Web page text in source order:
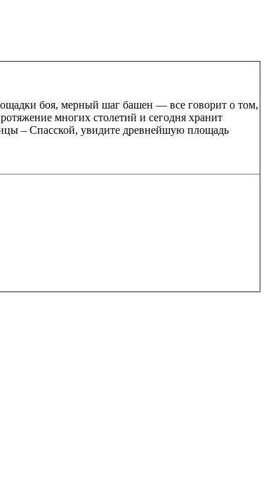
боя, мерный шаг башен — все говорит о том,
многих столетий и сегодня хранит
– Спасской, увидите древнейшую площадь